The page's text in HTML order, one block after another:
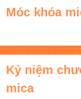
Móc khóa
Kỷ niệm
mica